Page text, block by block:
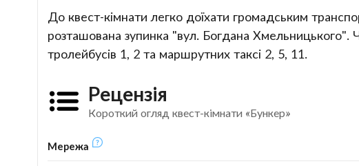
До квест-кімнати легко доїхати громадським
розташована зупинка "вул. Богдана Хмельницького".
тролейбусів 1, 2 та маршрутних таксі 2, 5, 11.
Рецензія
Короткий огляд квест-кімнати «Бункер»
Мережа